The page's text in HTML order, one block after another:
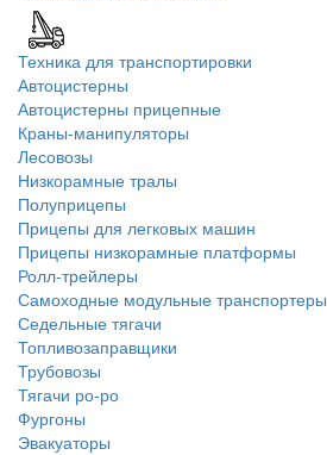
Техника для транспортировки
Автоцистерны
Автоцистерны прицепные
Краны-манипуляторы
Лесовозы
Низкорамные тралы
Полуприцепы
Прицепы для легковых машин
Прицепы низкорамные платформы
Ролл-трейлеры
Самоходные модульные транспортеры
Седельные тягачи
Топливозаправщики
Трубовозы
Тягачи ро-ро
Фургоны
Эвакуаторы